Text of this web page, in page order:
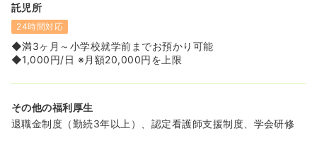
託児所
24時間対応
◆満3ヶ月～小学校就学前までお預かり可能
◆1,000円/日 ※月額20,000円を上限
その他の福利厚生
退職金制度（勤続3年以上）、認定看護師支援制度、学会研修